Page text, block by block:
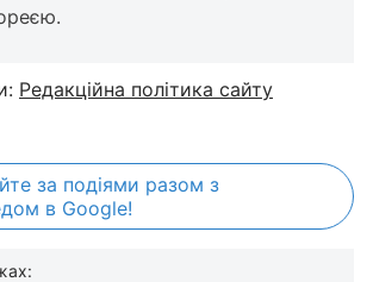
Редакційна політика сайту
за подіями разом з
в Google!